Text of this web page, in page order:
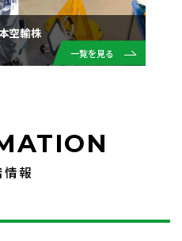
空輸株
一覧を見る
情報